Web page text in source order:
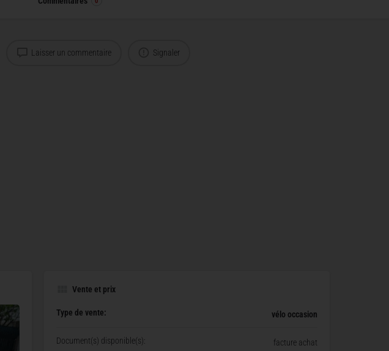
Laisser un commentaire Signaler
Vente et prix
Type de vente: vélo occasion
Document(s) disponible(s): facture achat